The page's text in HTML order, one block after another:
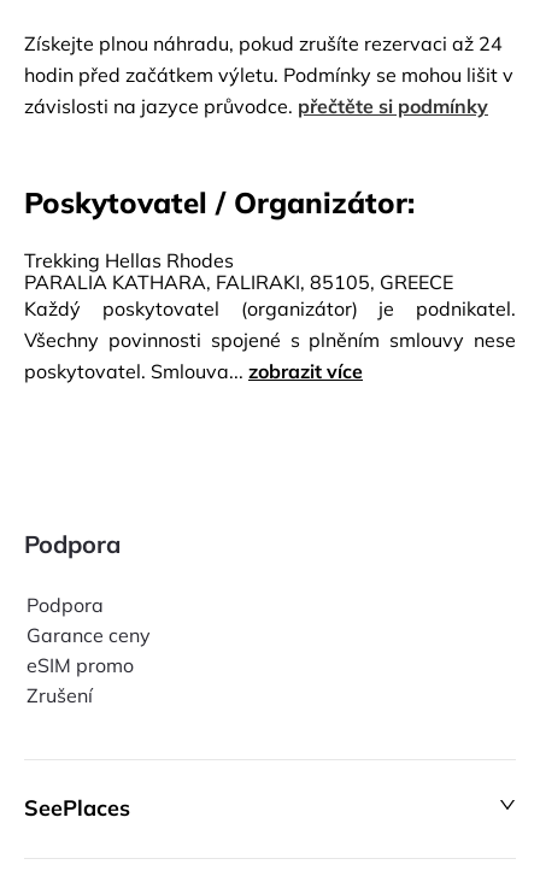
Získejte plnou náhradu, pokud zrušíte rezervaci až 24
hodin před začátkem výletu. Podmínky se mohou lišit v
závislosti na jazyce průvodce. přečtěte si podmínky
Poskytovatel / Organizátor:
Trekking Hellas Rhodes
PARALIA KATHARA, FALIRAKI, 85105, GREECE
Každý poskytovatel (organizátor) je podnikatel.
Všechny povinnosti spojené s plněním smlouvy nese
poskytovatel. Smlouva... zobrazit více
Podpora
Podpora
Garance ceny
eSIM promo
Zrušení
SeePlaces